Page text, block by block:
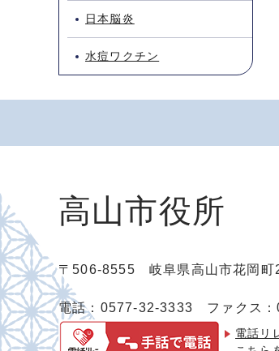
日本脳炎
水痘ワクチン
高山市役所
〒506-8555 岐阜県高山市花岡
電話：0577-32-3333 ファクス
電話リ